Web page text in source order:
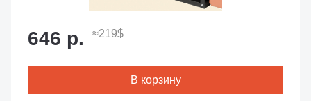
646 р. ≈219$
В корзину